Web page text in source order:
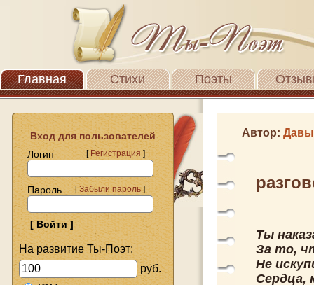
Главная Стихи Поэты
Вход для пользователей
Логин
[Регистрация]
Пароль [Забыли пароль]
На развитие Ты-Поэт:
руб.
Автор:
Ты
За то,
Не
Сердца,